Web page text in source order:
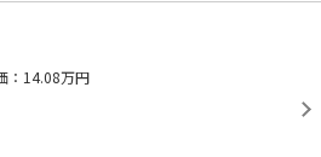
：14.08万円